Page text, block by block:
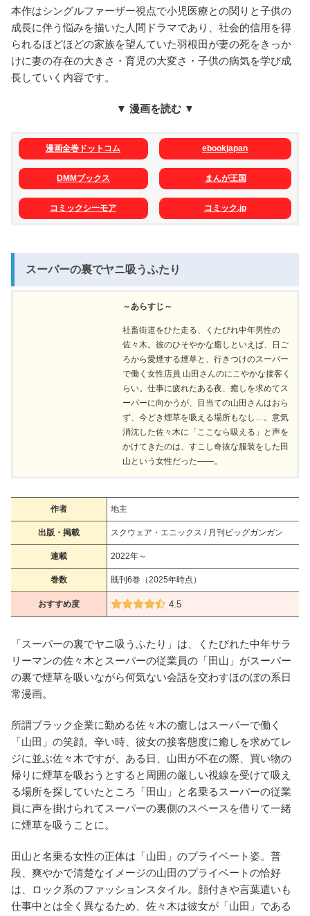
本作はシングルファーザー視点で小児医療との関りと子供の
成長に伴う悩みを描いた人間ドラマであり、社会的信用を得
られるほどほどの家族を望んていた羽根田が妻の死をきっか
けに妻の存在の大きさ・育児の大変さ・子供の病気を学び成
長していく内容です。
▼ 漫画を読む ▼
漫画全巻ドットコム ebookjapan
DMMブックス まんが王国
コミックシーモア コミック.jp
スーパーの裏でヤニ吸うふたり
～あらすじ～
社畜街道をひた走る、くたびれ中年男性の
佐々木。彼のひそやかな癒しといえば、日ご
ろから愛煙する煙草と、行きつけのスーパー
で働く女性店員 山田さんのにこやかな接客く
らい。仕事に疲れたある夜、癒しを求めてス
ーパーに向かうが、目当ての山田さんはおら
ず、今どき煙草を吸える場所もなし…。意気
消沈した佐々木に「ここなら吸える」と声を
かけてきたのは、すこし奇抜な服装をした田
山という女性だった――。
作者 地主
出版・掲載 スクウェア・エニックス / 月刊ビッグガンガン
連載 2022年～
巻数 既刊6巻（2025年時点）
おすすめ度 4.5
「スーパーの裏でヤニ吸うふたり」は、くたびれた中年サラ
リーマンの佐々木とスーパーの従業員の「田山」がスーパー
の裏で煙草を吸いながら何気ない会話を交わすほのぼの系日
常漫画。
所謂ブラック企業に勤める佐々木の癒しはスーパーで働く
「山田」の笑顔。辛い時、彼女の接客態度に癒しを求めてレ
ジに並ぶ佐々木ですが、ある日、山田が不在の際、買い物の
帰りに煙草を吸おうとすると周囲の厳しい視線を受けて吸え
る場所を探していたところ「田山」と名乗るスーパーの従業
員に声を掛けられてスーパーの裏側のスペースを借りて一緒
に煙草を吸うことに。
田山と名乗る女性の正体は「山田」のプライベート姿。普
段、爽やかで清楚なイメージの山田のプライベートの恰好
は、ロック系のファッションスタイル。顔付きや言葉遣いも
仕事中とは全く異なるため、佐々木は彼女が「山田」である